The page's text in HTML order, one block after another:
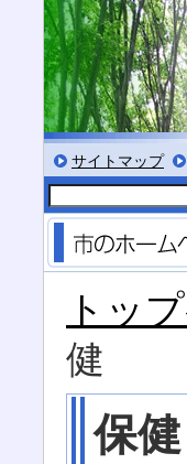
サイトマップ
イズにする
字を小さくする標準色表示
黒背景
低コン
トッ
健
保健